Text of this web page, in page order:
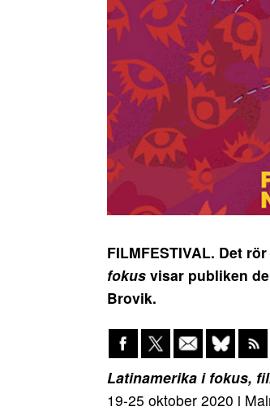
FILMFESTIVAL. Det
fokus visar publiken
Brovik.
Latinamerika i fokus,
19-25 oktober 2020 i